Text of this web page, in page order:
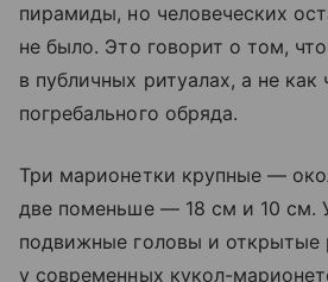
пирамиды, но человеческих
не было. Это говорит о том,
в публичных ритуалах, а не как
погребального обряда.
Три марионетки крупные —
две поменьше — 18 см и 10 см.
подвижные головы и открытые
у современных кукол-